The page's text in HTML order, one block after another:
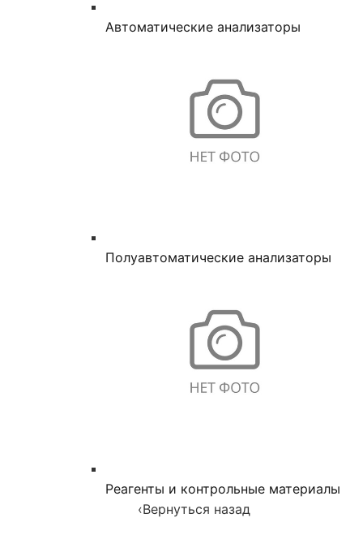
Автоматические анализаторы
Полуавтоматические анализаторы
Реагенты и контрольные материалы
‹Вернуться назад